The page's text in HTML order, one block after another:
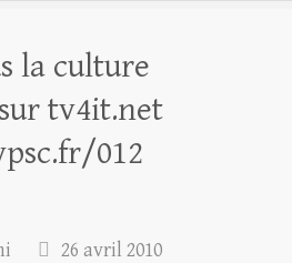
la culture
tv4it.net
012
26 avril 2010